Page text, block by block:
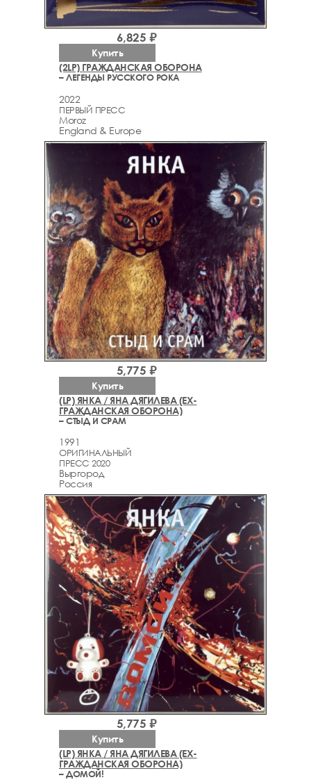
(2LP) ГРАЖДАНСКАЯ ОБОРОНА
– ЛЕГЕНДЫ РУССКОГО РОКА
2022
ПЕРВЫЙ ПРЕСС
Moroz
England & Europe
6,825 ₽
Купить
(LP) ЯНКА / ЯНА ДЯГИЛЕВА (EX-
ГРАЖДАНСКАЯ ОБОРОНА)
– СТЫД И СРАМ
1991
ОРИГИНАЛЬНЫЙ
ПРЕСС 2020
Выргород
Россия
5,775 ₽
Купить
(LP) ЯНКА / ЯНА ДЯГИЛЕВА (EX-
ГРАЖДАНСКАЯ ОБОРОНА)
– ДОМОЙ!
5,775 ₽
Купить